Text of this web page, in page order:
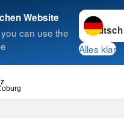
Website
can use the
Sprache
Alles klar
Suche